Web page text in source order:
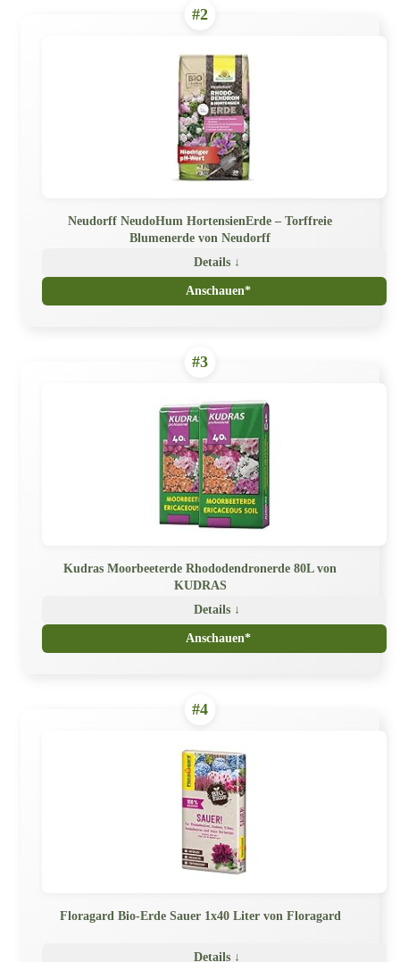
#2
Neudorff NeudoHum HortensienErde – Torffreie
Blumenerde von Neudorff
Details ↓
Anschauen*
#3
Kudras Moorbeeterde Rhododendronerde 80L von
KUDRAS
Details ↓
Anschauen*
#4
Floragard Bio-Erde Sauer 1x40 Liter von Floragard
Details ↓